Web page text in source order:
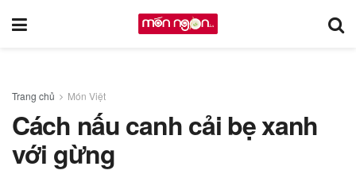
Trang chủ Món Việt
Cách nấu canh cải bẹ xanh
với gừng